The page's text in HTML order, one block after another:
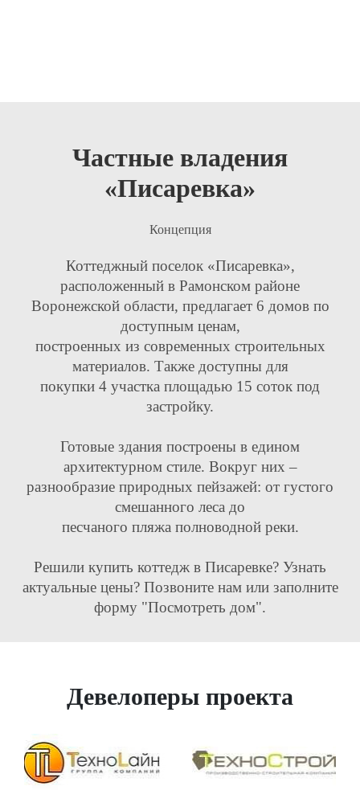
Частные владения
«Писаревка»
Концепция
Коттеджный поселок «Писаревка»,
расположенный в Рамонском районе
Воронежской области, предлагает 6 домов по
доступным ценам,
построенных из современных строительных
материалов. Также доступны для
покупки 4 участка площадью 15 соток под
застройку.
Готовые здания построены в едином
архитектурном стиле. Вокруг них –
разнообразие природных пейзажей: от густого
смешанного леса до
песчаного пляжа полноводной реки.
Решили купить коттедж в Писаревке? Узнать
актуальные цены? Позвоните нам или заполните
форму "Посмотреть дом".
Девелоперы проекта